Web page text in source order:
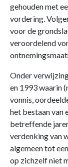
gehouden met
vordering.
voor de
veroordelend
Onder
en 1993 waarin
vonnis,
het bestaan van
betreffende
verdenking van
algemeen tot
op zichzelf niet